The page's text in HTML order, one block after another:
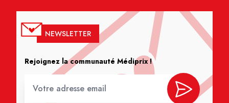
NEWSLETTER
Rejoignez la communauté Médiprix !